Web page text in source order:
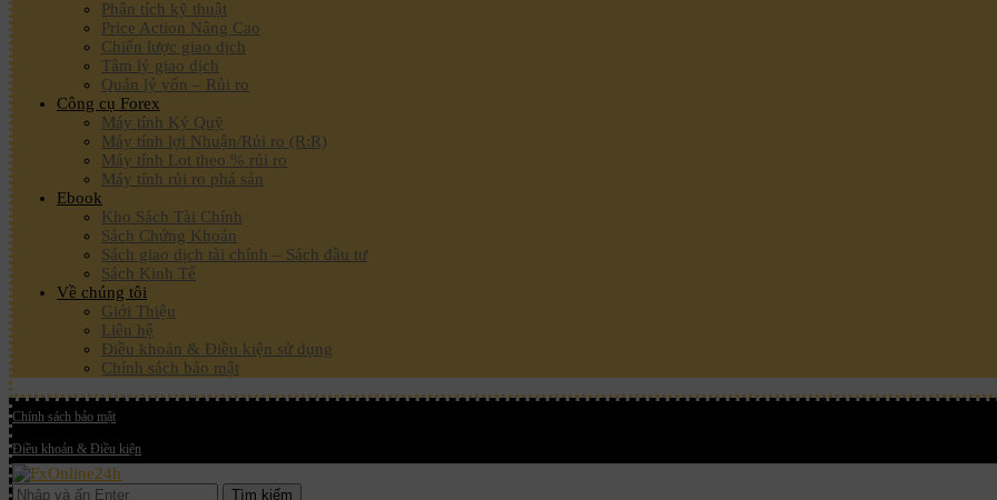
Phân tích kỹ thuật
Price Action Nâng Cao
Chiến lược giao dịch
Tâm lý giao dịch
Quản lý vốn – Rủi ro
Công cụ Forex
Máy tính Ký Quỹ
Máy tính lợi Nhuận/Rủi ro (R:R)
Máy tính Lot theo % rủi ro
Máy tính rủi ro phá sản
Ebook
Kho Sách Tài Chính
Sách Chứng Khoán
Sách giao dịch tài chính – Sách đầu tư
Sách Kinh Tế
Về chúng tôi
Giới Thiệu
Liên hệ
Điều khoản & Điều kiện sử dụng
Chính sách bảo mật
Chính sách bảo mật
Điều khoản & Điều kiện
Tìm kiếm